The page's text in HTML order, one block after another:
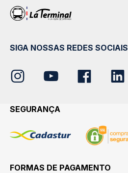
SIGA NOSSAS REDES SOCIAIS
SEGURANÇA
FORMAS DE PAGAMENTO